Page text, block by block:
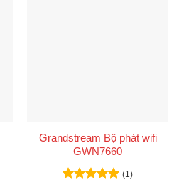
Grandstream Bộ phát wifi
GWN7660
(1)